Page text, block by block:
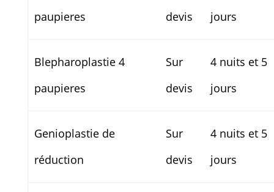
paupieres
devis
jours
Blepharoplastie 4
paupieres
Sur
devis
4 nuits et 5
jours
Genioplastie de
réduction
Sur
devis
4 nuits et 5
jours